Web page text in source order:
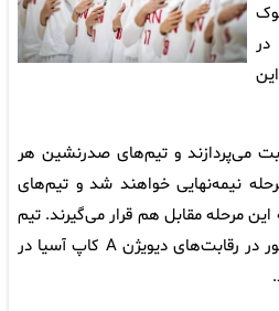
گروه به رقابت‌ می‌پردازند و تیم‌های صدرنشین هر
نیمه‌نهایی خواهند شد و تیم‌های
مرحله مقابل هم قرار می‌گیرند. تیم
قهرمان این رقابت‌ها جواز حضور در رقابت‌های دیویژن A کاپ آسیا در